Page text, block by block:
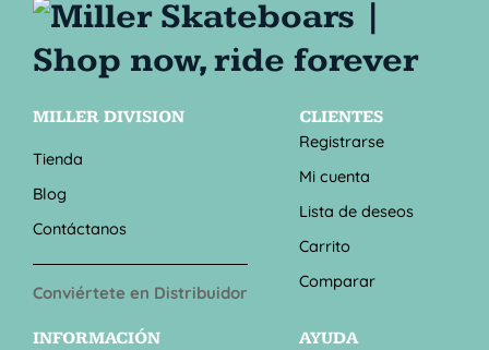
MILLER DIVISION
Tienda
Blog
Contáctanos
Conviértete en Distribuidor
CLIENTES
Registrarse
Mi cuenta
Lista de deseos
Carrito
Comparar
INFORMACIÓN
AYUDA